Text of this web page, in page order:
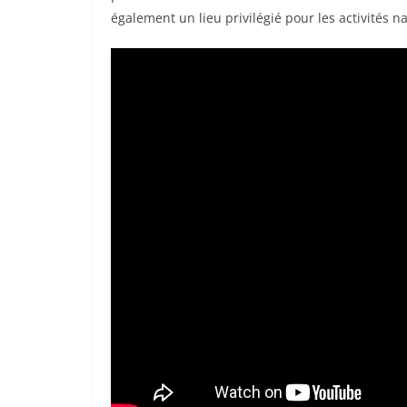
également un lieu privilégié pour les activités